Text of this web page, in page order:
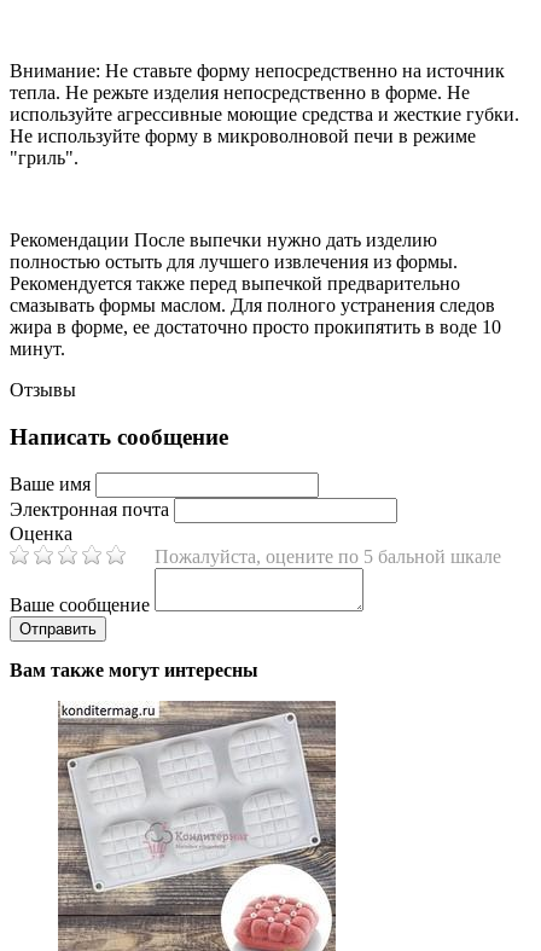
Внимание: Не ставьте форму непосредственно на источник
тепла. Не режьте изделия непосредственно в форме. Не
используйте агрессивные моющие средства и жесткие губки.
Не используйте форму в микроволновой печи в режиме
"гриль".
Рекомендации После выпечки нужно дать изделию
полностью остыть для лучшего извлечения из формы.
Рекомендуется также перед выпечкой предварительно
смазывать формы маслом. Для полного устранения следов
жира в форме, ее достаточно просто прокипятить в воде 10
минут.
Отзывы
Написать сообщение
Ваше имя
Электронная почта
Оценка
Пожалуйста, оцените по 5 бальной шкале
Ваше сообщение
Вам также могут интересны